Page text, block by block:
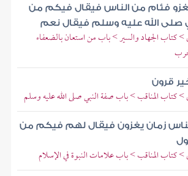
فئام من الناس فيقال فيكم من
صلى الله عليه وسلم فيقال نعم
الجهاد والسير > باب من استعان بالضعفاء
قرون
كتاب المناقب > باب صفة النبي صلى الله عليه وسلم
زمان يغزون فيقال لهم فيكم من
المناقب > باب علامات النبوة في الإسلام